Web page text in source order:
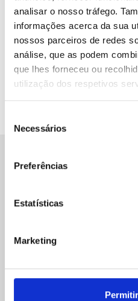
analisar o nosso tráfego.
informações acerca da sua
nossos parceiros de redes
análise, que as podem
que lhes forneceu ou
utilização dos respetivos
Necessários
Preferências
Estatísticas
Marketing
Trabalhamos com corte a
impressão UV e
resultado são expositores
premium, fabricados
CONTACTOS
+351 962 799 753
com o seu plano de
Acrilworld - Acrilicos
Marta, 2B 1495-171 Algés